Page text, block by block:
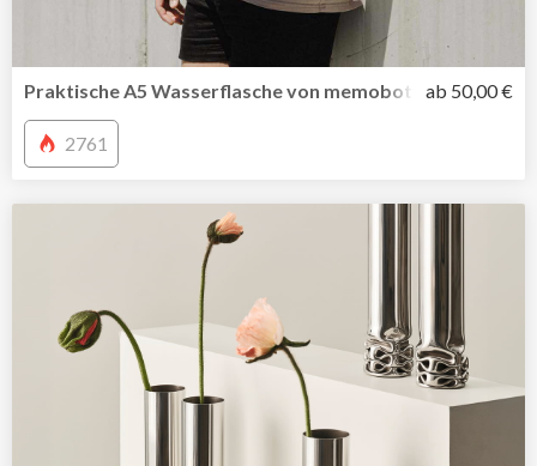
Praktische A5 Wasserflasche von memobottle jetzt auch
ab 50,00 €
2761